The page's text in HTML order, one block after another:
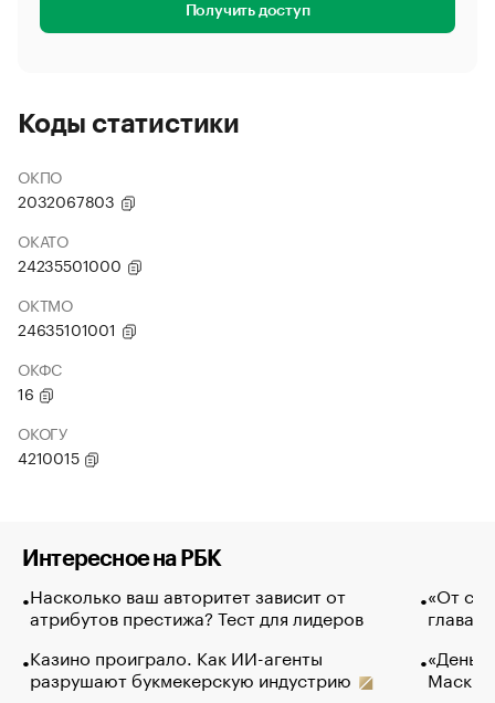
Получить доступ
Коды статистики
ОКПО
2032067803
ОКАТО
24235501000
ОКТМО
24635101001
ОКФС
16
ОКОГУ
4210015
Интересное на РБК
Насколько ваш авторитет зависит от
атрибутов престижа? Тест для лидеров
Казино проиграло. Как ИИ-агенты
разрушают букмекерскую индустрию
«От
глава
Маск в